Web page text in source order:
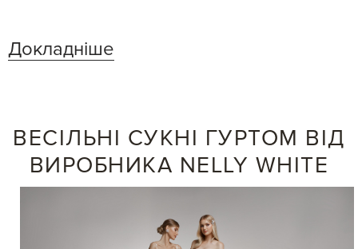
Докладніше
ВЕСІЛЬНІ СУКНІ ГУРТОМ ВІД
ВИРОБНИКА NELLY WHITE